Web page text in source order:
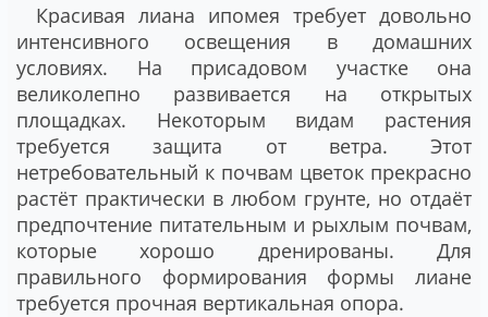
Красивая лиана ипомея требует довольно
интенсивного освещения в домашних
условиях. На присадовом участке она
великолепно развивается на открытых
площадках. Некоторым видам растения
требуется защита от ветра. Этот
нетребовательный к почвам цветок прекрасно
растёт практически в любом грунте, но отдаёт
предпочтение питательным и рыхлым почвам,
которые хорошо дренированы. Для
правильного формирования формы лиане
требуется прочная вертикальная опора.